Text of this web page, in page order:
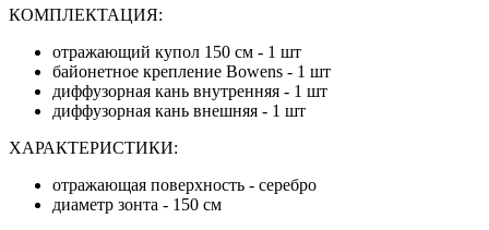
КОМПЛЕКТАЦИЯ:
отражающий купол 150 см - 1 шт
байонетное крепление Bowens - 1 шт
диффузорная кань внутренняя - 1 шт
диффузорная кань внешняя - 1 шт
ХАРАКТЕРИСТИКИ:
отражающая поверхность - серебро
диаметр зонта - 150 см